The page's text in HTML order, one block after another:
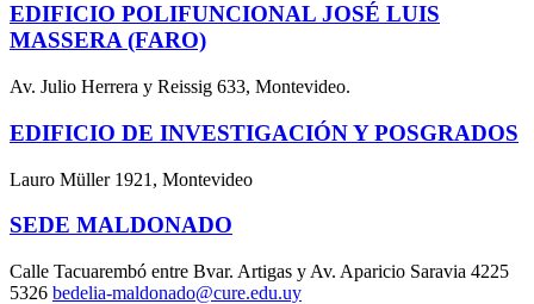
EDIFICIO POLIFUNCIONAL JOSÉ LUIS
MASSERA (FARO)
Av. Julio Herrera y Reissig 633, Montevideo.
EDIFICIO DE INVESTIGACIÓN Y POSGRADOS
Lauro Müller 1921, Montevideo
SEDE MALDONADO
Calle Tacuarembó entre Bvar. Artigas y Av. Aparicio Saravia 4225
5326 bedelia-maldonado@cure.edu.uy